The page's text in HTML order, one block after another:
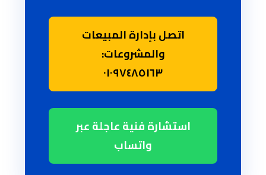
اتصل بإدارة المبيعات
والمشروعات:
٠١٠٩٧٤٨٥١٦٣
استشارة فنية عاجلة عبر
واتساب